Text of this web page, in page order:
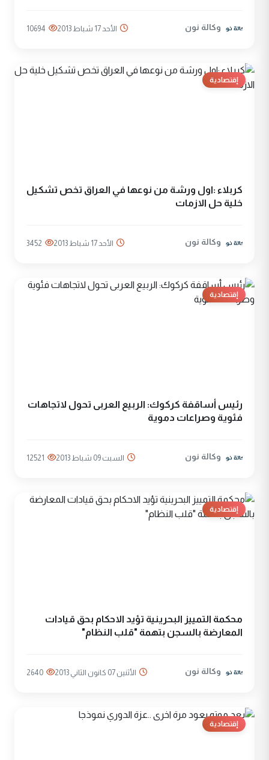
وكالة نون الأحد 17 شباط 2013 10694
إقتصادية
كربلاء :اول ورشة من نوعها في العراق تخص تشكيل
خلية حل الازمات
وكالة نون الأحد 17 شباط 2013 3452
إقتصادية
رئيس أساقفة كركوك: الربيع العربى تحول لاتجاهات
فئوية وصراعات دموية
وكالة نون السبت 09 شباط 2013 12521
إقتصادية
محكمة التمييز البحرينية تؤيد الاحكام بحق قيادات
المعارضة بالسجن بتهمة "قلب النظام"
وكالة نون الأثنين 07 كانون الثاني 2013 2640
إقتصادية